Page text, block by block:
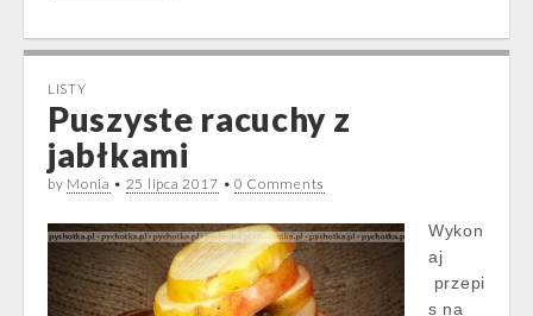
LISTY
Puszyste racuchy z
jabłkami
by Monia • 25 lipca 2017 • 0 Comments
Wykon
aj
przepi
s na